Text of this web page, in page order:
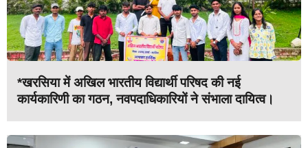
*खरसिया में अखिल भारतीय विद्यार्थी परिषद की नई
कार्यकारिणी का गठन, नवपदाधिकारियों ने संभाला दायित्व।